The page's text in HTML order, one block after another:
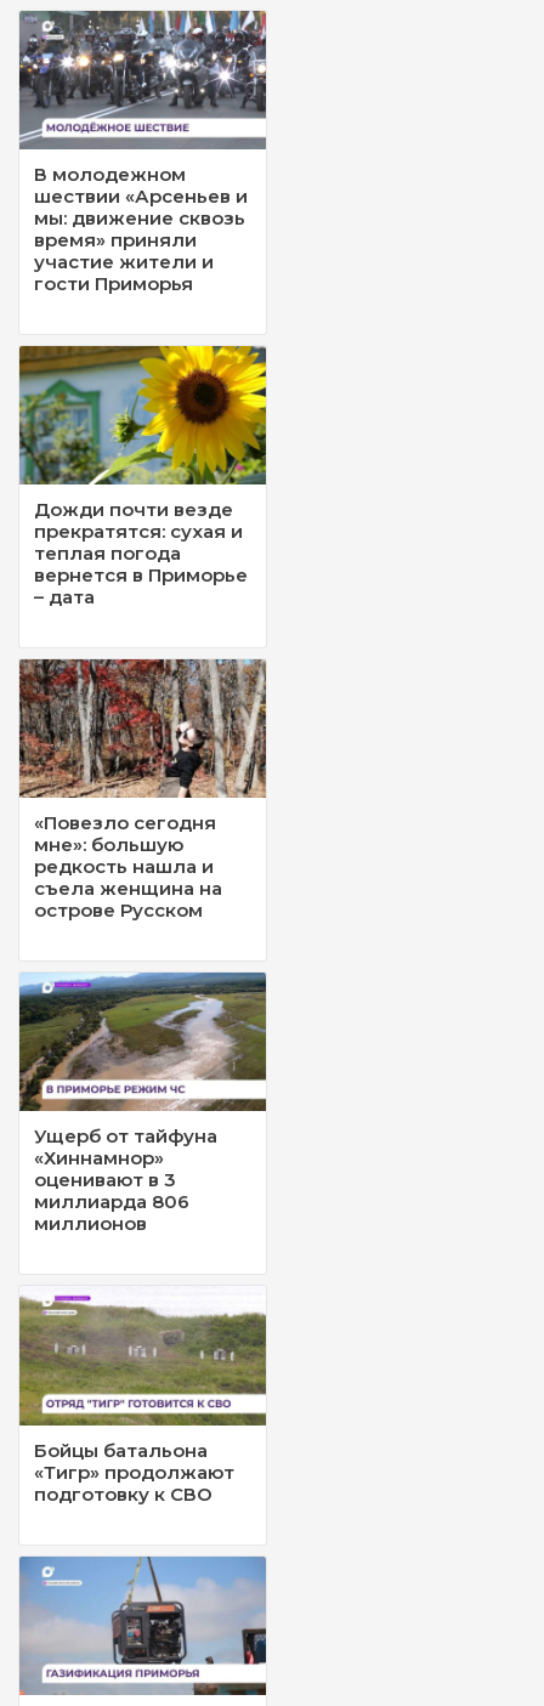
В молодежном
шествии «Арсеньев и
мы: движение сквозь
время» приняли
участие жители и
гости Приморья
Дожди почти везде
прекратятся: сухая и
теплая погода
вернется в Приморье
– дата
«Повезло сегодня
мне»: большую
редкость нашла и
съела женщина на
острове Русском
Ущерб от тайфуна
«Хиннамнор»
оценивают в 3
миллиарда 806
миллионов
Бойцы батальона
«Тигр» продолжают
подготовку к СВО